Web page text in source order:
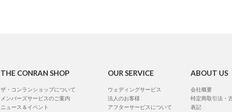
THE CONRAN SHOP
ザ・コンランショップについて
メンバーズサービスのご案内
ニュース＆イベント
OUR SERVICE
ウェディングサービス
法人のお客様
アフターサービスについて
ABOUT US
会社概要
特定商取引法・
表記